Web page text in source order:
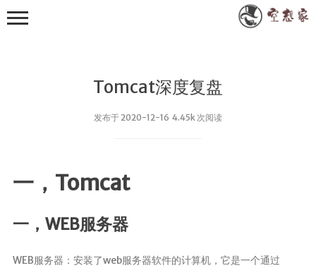
Tomcat深度复盘
发布于 2020-12-16 4.45k 次阅读
一，Tomcat
一，WEB服务器
WEB服务器：安装了web服务器软件的计算机，它是一个通过
小众技术
RXTXComm
FastJson
WebSocket